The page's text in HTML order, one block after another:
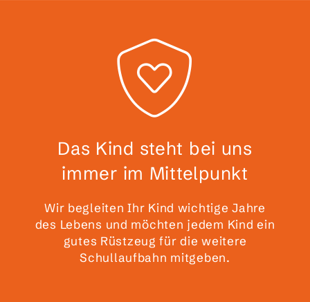
Das Kind steht bei uns
immer im Mittelpunkt
Wir begleiten Ihr Kind wichtige Jahre
des Lebens und möchten jedem Kind ein
gutes Rüstzeug für die weitere
Schullaufbahn mitgeben.